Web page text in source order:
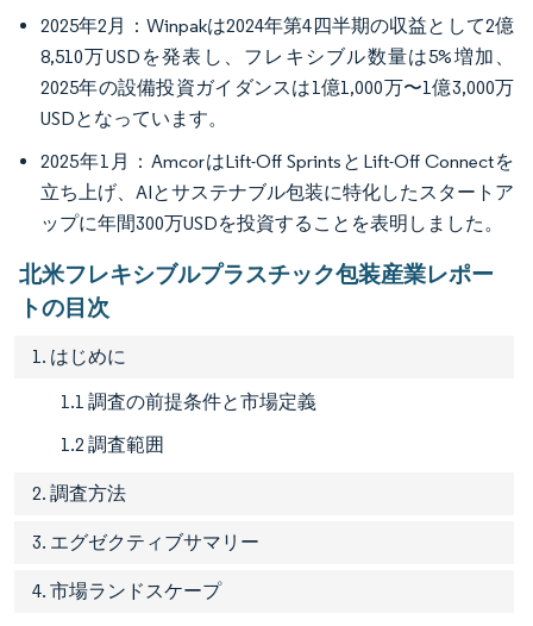
2025年2月：Winpakは2024年第4四半期の収益として2億
8,510万USDを発表し、フレキシブル数量は5%増加、
2025年の設備投資ガイダンスは1億1,000万〜1億3,000万
USDとなっています。
2025年1月：AmcorはLift-Off SprintsとLift-Off Connectを
立ち上げ、AIとサステナブル包装に特化したスタートア
ップに年間300万USDを投資することを表明しました。
北米フレキシブルプラスチック包装産業レポー
トの目次
1. はじめに
1.1 調査の前提条件と市場定義
1.2 調査範囲
2. 調査方法
3. エグゼクティブサマリー
4. 市場ランドスケープ